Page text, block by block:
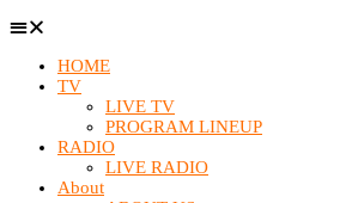
HOME
TV
LIVE TV
PROGRAM LINEUP
RADIO
LIVE RADIO
About